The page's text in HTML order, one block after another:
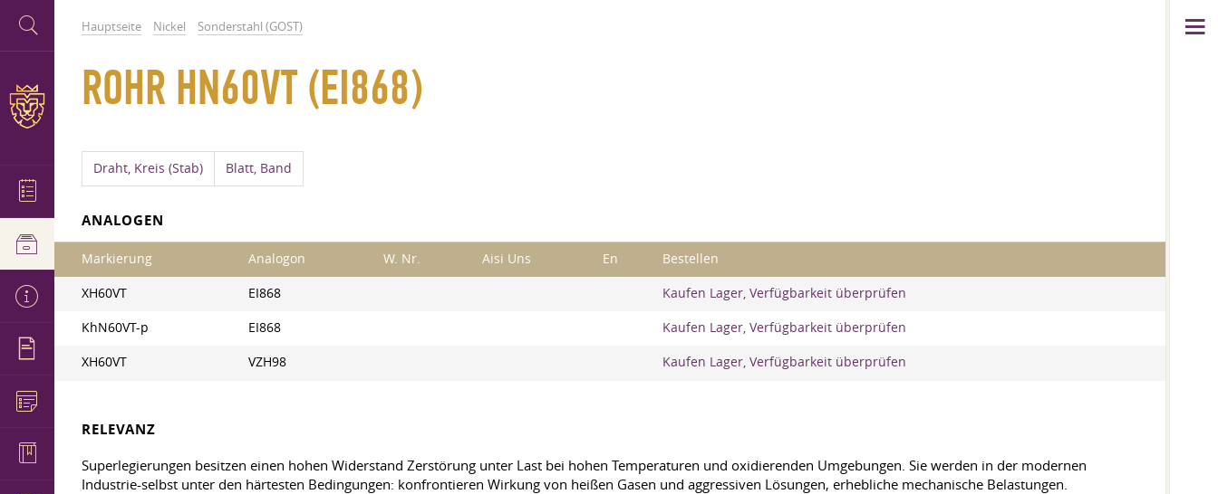
Hauptseite Nickel Sonderstahl (GOST)
ROHR HN60VT (EI868)
Draht, Kreis (Stab) Blatt, Band
ANALOGEN
Markierung Analogon W. Nr. Aisi Uns En Bestellen
XH60VT EI868 Kaufen Lager, Verfügbarkeit überprüfen
KhN60VT-p EI868 Kaufen Lager, Verfügbarkeit überprüfen
XH60VT VZH98 Kaufen Lager, Verfügbarkeit überprüfen
RELEVANZ
Superlegierungen besitzen einen hohen Widerstand Zerstörung unter Last bei hohen Temperaturen und oxidierenden Umgebungen. Sie werden in der modernen
Industrie-selbst unter den härtesten Bedingungen: konfrontieren Wirkung von heißen Gasen und aggressiven Lösungen, erhebliche mechanische Belastungen.